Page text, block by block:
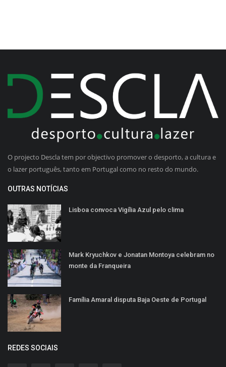
O projecto Descla tem por objectivo promover o desporto, a cultura e
o lazer português, tanto em Portugal como no resto do mundo.
OUTRAS NOTÍCIAS
Lisboa convoca Vigília Azul pelo clima
Mark Kryuchkov e Jonatan Montoya celebram no
monte da Franqueira
Família Amaral disputa Baja Oeste de Portugal
REDES SOCIAIS